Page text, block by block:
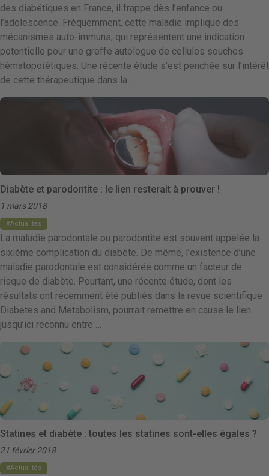
des diabétiques en France, il frappe dès l’enfance ou
l’adolescence. Fréquemment, cette maladie implique des
mécanismes auto-immuns, qui représentent une indication
potentielle pour une greffe autologue de cellules souches
hématopoïétiques. Une récente étude s’est penchée sur l’intérêt
de cette thérapeutique dans la …
Diabète et parodontite : le lien resterait à prouver !
1 mars 2018
Actualités
La maladie parodontale ou parodontite est souvent appelée la
sixième complication du diabète. De même, l’existence d’une
maladie parodontale est considérée comme un facteur de
risque de diabète. Pourtant, une récente étude, dont les
résultats ont récemment été publiés dans la revue scientifique
Diabetes and Metabolism, pourrait remettre en cause le lien
jusqu’ici reconnu entre …
Statines et diabète : toutes les statines sont-elles égales ?
21 février 2018
Actualités